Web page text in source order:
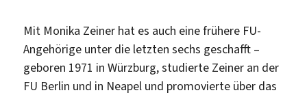
Mit Monika Zeiner hat es auch eine frühere FU-
Angehörige unter die letzten sechs geschafft –
geboren 1971 in Würzburg, studierte Zeiner an der
FU Berlin und in Neapel und promovierte über das